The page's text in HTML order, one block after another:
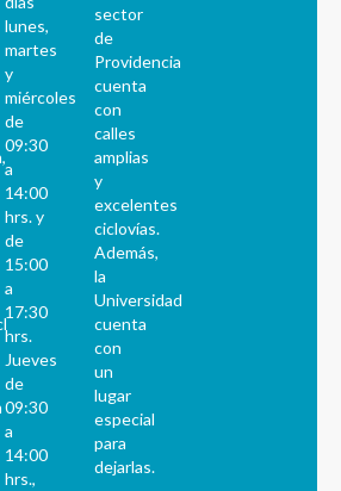
lunes,
martes
y
miércoles
de
09:30
a
14:00
hrs. y
de
15:00
a
17:30
hrs.
Jueves
de
09:30
a
14:00
hrs.,
sector
de
Providencia
cuenta
con
calles
amplias
y
excelentes
ciclovías.
Además,
la
Universidad
cuenta
con
un
lugar
especial
para
dejarlas.